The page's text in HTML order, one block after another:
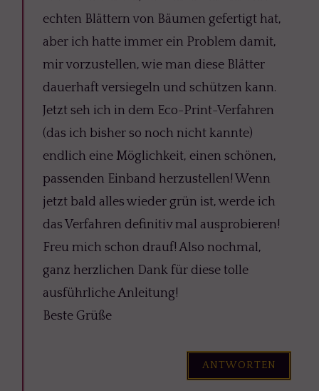
echten Blättern von Bäumen gefertigt hat,
aber ich hatte immer ein Problem damit,
mir vorzustellen, wie man diese Blätter
dauerhaft versiegeln und schützen kann.
Jetzt seh ich in dem Eco-Print-Verfahren
(das ich bisher so noch nicht kannte)
endlich eine Möglichkeit, einen schönen,
passenden Einband herzustellen! Wenn
jetzt bald alles wieder grün ist, werde ich
das Verfahren definitiv mal ausprobieren!
Freu mich schon drauf! Also nochmal,
ganz herzlichen Dank für diese tolle
ausführliche Anleitung!
Beste Grüße
ANTWORTEN